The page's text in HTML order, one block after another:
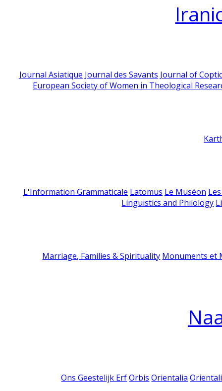
Journal Asiatique Journal des Savants Journal of
European Society of Women in Theological
L'Information Grammaticale Latomus Le Muséon
Linguistics and Philology
Marriage, Families & Spirituality Monuments et
Ons Geestelijk Erf Orbis Orientalia